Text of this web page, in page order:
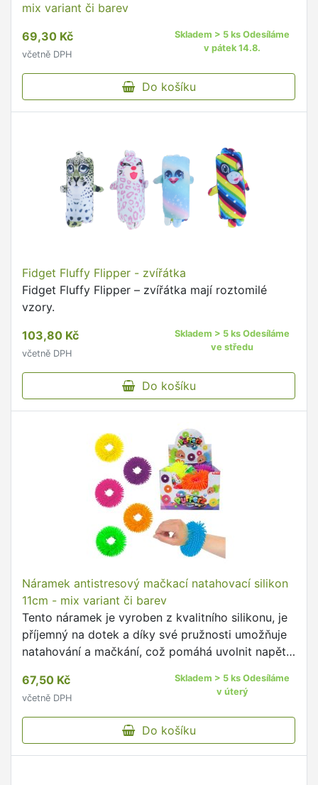
mix variant či barev
69,30 Kč
včetně DPH
Skladem > 5 ks Odesíláme
v pátek 14.8.
Do košíku
Fidget Fluffy Flipper - zvířátka
Fidget Fluffy Flipper – zvířátka mají roztomilé
vzory.
103,80 Kč
včetně DPH
Skladem > 5 ks Odesíláme
ve středu
Do košíku
Náramek antistresový mačkací natahovací silikon
11cm - mix variant či barev
Tento náramek je vyroben z kvalitního silikonu, je
příjemný na dotek a díky své pružnosti umožňuje
natahování a mačkání, což pomáhá uvolnit napětí
67,50 Kč
včetně DPH
Skladem > 5 ks Odesíláme
v úterý
Do košíku